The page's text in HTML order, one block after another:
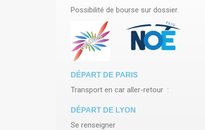
Possibilité de bourse sur dossier.
DÉPART DE PARIS
Transport en car aller-retour :
DÉPART DE LYON
Se renseigner